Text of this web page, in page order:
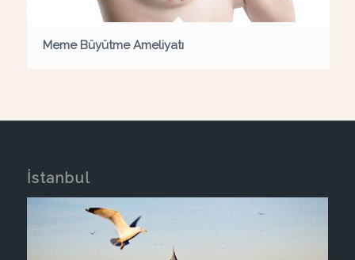
Meme Büyütme Ameliyatı
İstanbul